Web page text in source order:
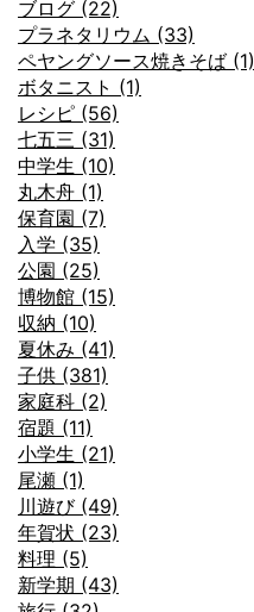
ブログ (22)
プラネタリウム (33)
ペヤングソース焼きそば (1)
ボタニスト (1)
レシピ (56)
七五三 (31)
中学生 (10)
丸木舟 (1)
保育園 (7)
入学 (35)
公園 (25)
博物館 (15)
収納 (10)
夏休み (41)
子供 (381)
家庭科 (2)
宿題 (11)
小学生 (21)
尾瀬 (1)
川遊び (49)
年賀状 (23)
料理 (5)
新学期 (43)